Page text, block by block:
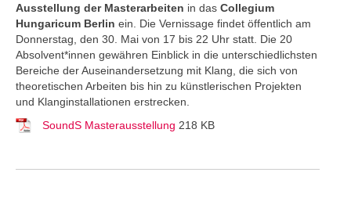
Ausstellung der Masterarbeiten in das Collegium
Hungaricum Berlin ein. Die Vernissage findet öffentlich am
Donnerstag, den 30. Mai von 17 bis 22 Uhr statt. Die 20
Absolvent*innen gewähren Einblick in die unterschiedlichsten
Bereiche der Auseinandersetzung mit Klang, die sich von
theoretischen Arbeiten bis hin zu künstlerischen Projekten
und Klanginstallationen erstrecken.
SoundS Masterausstellung 218 KB